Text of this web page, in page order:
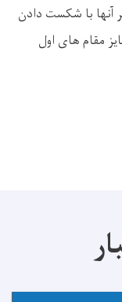
دست یافته و ۵۵ تن دیگر آنها با شکست دادن
مقام های اول